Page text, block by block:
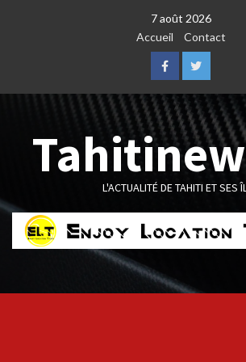
7 août 2026
Accueil
Contact
FacebookTwitter
L'ACTUALITÉ DE TAHITI ET SES